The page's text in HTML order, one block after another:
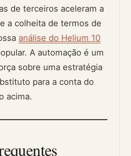
de terceiros aceleram a
a colheita de termos de
análise do Helium 10
A automação é um
sobre uma estratégia
para a conta do
acima.